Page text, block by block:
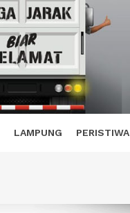
LAMPUNG PERISTIWA